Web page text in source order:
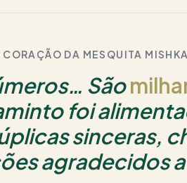
DA MESQUITA
São
foi
sinceras,
agradecidos